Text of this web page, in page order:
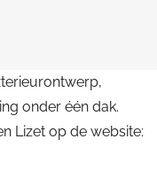
onder één dak.
Lizet op de website: